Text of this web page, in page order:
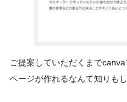
ご提案していただくまで
ページが作れるなんて知りも